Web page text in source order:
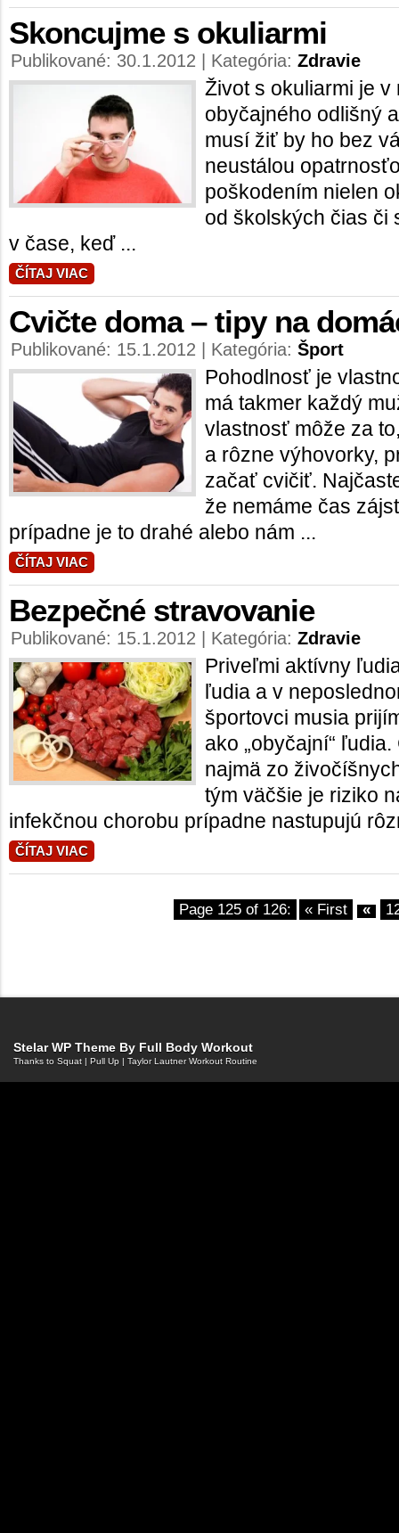
Skoncujme s okuliarmi
Publikované: 30.1.2012 | Kategória: Zdravie
Život s okuliarmi je v
obyčajného odlišný
musí žiť by ho bez
neustálou
poškodením nielen
od školských čias či
v čase, keď ...
ČÍTAJ VIAC
Cvičte doma – tipy na
Publikované: 15.1.2012 | Kategória: Šport
Pohodlnosť je
má takmer každý
vlastnosť môže za
a rôzne výhovorky,
začať cvičiť.
že nemáme čas
prípadne je to drahé alebo nám ...
ČÍTAJ VIAC
Bezpečné stravovanie
Publikované: 15.1.2012 | Kategória: Zdravie
Priveľmi aktívny
ľudia a v
športovci musia
ako „obyčajní“
najmä zo
tým väčšie je riziko
infekčnou chorobu prípadne nastupujú
ČÍTAJ VIAC
Page 125 of 126: « First «
Stelar WP Theme By Full Body Workout
Thanks to Squat | Pull Up | Taylor Lautner Workout Routine